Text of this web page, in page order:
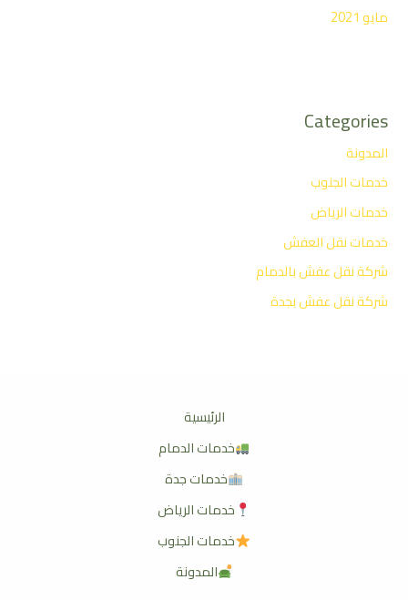
مايو 2021
Categories
المدونة
خدمات الجنوب
خدمات الرياض
خدمات نقل العفش
شركة نقل عفش بالدمام
شركة نقل عفش بجدة
الرئيسية
خدمات الدمام
خدمات جدة
خدمات الرياض
خدمات الجنوب
المدونة